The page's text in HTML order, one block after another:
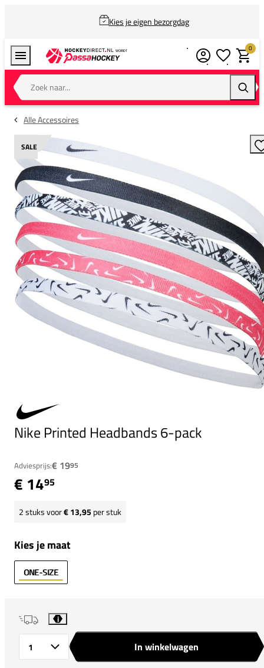
Kies je eigen bezorgdag
Zoek naar...
0
Alle Accessoires
SALE
Nike Printed Headbands 6-pack
Adviesprijs:€ 1995
€ 1495
2stuks voor€ 13,95 per stuk
Kies je maat
ONE-SIZE
i
In winkelwagen